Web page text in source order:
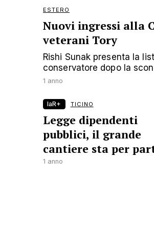
ESTERO
Nuovi ingressi alla
veterani Tory
Rishi Sunak presenta la
conservatore dopo la
1 anno
laR+ TICINO
Legge dipendenti
pubblici, il grande
cantiere sta per
1 anno